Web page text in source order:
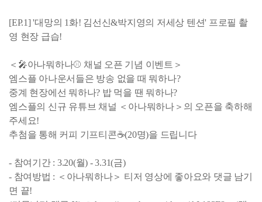
[EP.1] '대망의 1화! 김선신&박지영의 저세상 텐션' 프로필 촬
영 현장 급습!
＜🎤아나뭐하나⚾ 채널 오픈 기념 이벤트＞
엠스플 아나운서들은 방송 없을 때 뭐하나?
중계 현장에선 뭐하나? 밥 먹을 땐 뭐하나?
엠스플의 신규 유튜브 채널 ＜아나뭐하나＞의 오픈을 축하해
주세요!
추첨을 통해 커피 기프티콘☕(20명)을 드립니다
- 참여기간 : 3.20(월) - 3.31(금)
- 참여방법 : ＜아나뭐하나＞ 티저 영상에 좋아요와 댓글 남기
면 끝!